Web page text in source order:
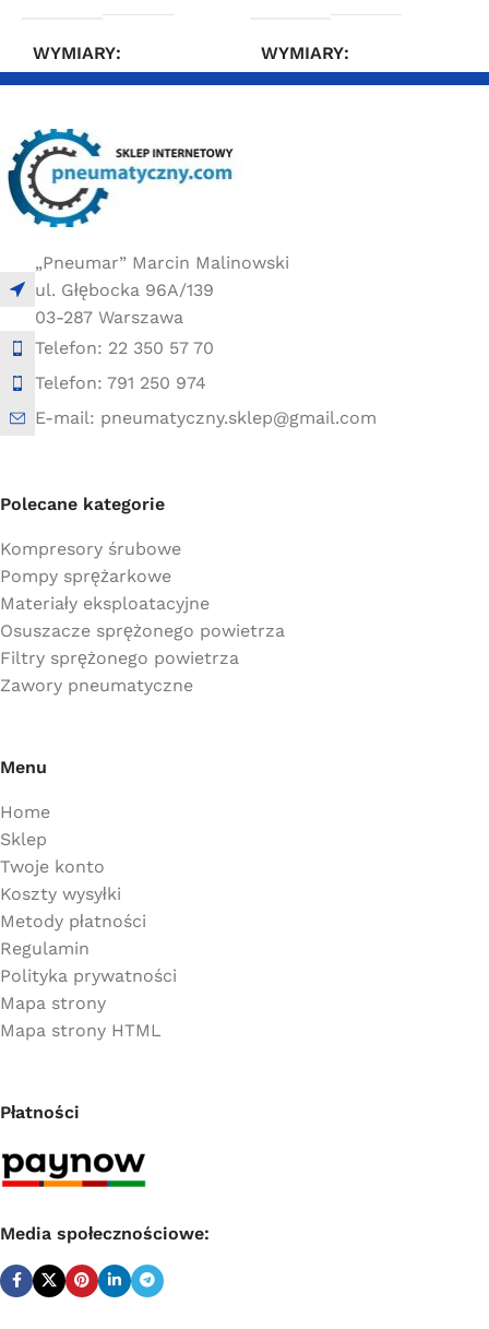
WYMIARY WYMIARY
„Pneumar” Marcin Malinowski
ul. Głębocka 96A/139
03-287 Warszawa
Telefon: 22 350 57 70
Telefon: 791 250 974
E-mail: pneumatyczny.sklep@gmail.com
Polecane kategorie
Kompresory śrubowe
Pompy sprężarkowe
Materiały eksploatacyjne
Osuszacze sprężonego powietrza
Filtry sprężonego powietrza
Zawory pneumatyczne
Menu
Home
Sklep
Twoje konto
Koszty wysyłki
Metody płatności
Regulamin
Polityka prywatności
Mapa strony
Mapa strony HTML
Płatności
Media społecznościowe: